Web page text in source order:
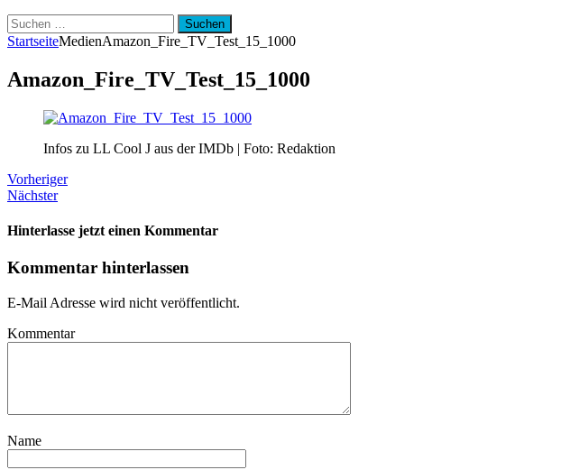
Suchen
nach:
StartseiteMedienAmazon_Fire_TV_Test_15_1000
Amazon_Fire_TV_Test_15_1000
Infos zu LL Cool J aus der IMDb | Foto: Redaktion
Vorheriger
Nächster
Hinterlasse jetzt einen Kommentar
Kommentar hinterlassen
E-Mail Adresse wird nicht veröffentlicht.
Kommentar
Name